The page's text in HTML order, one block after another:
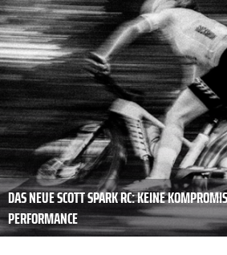
DAS NEUE SCOTT SPARK RC: KEINE
PERFORMANCE